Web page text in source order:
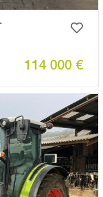
114 000 €